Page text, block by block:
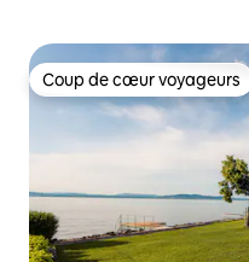
Coup de cœur voyageurs
Coup de cœur voyageurs